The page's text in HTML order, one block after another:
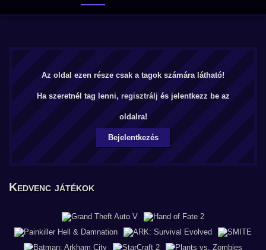
Az oldal ezen része csak a tagok számára látható!
Ha szeretnél tag lenni, regisztrálj és jelentkezz be az
oldalra!
Bejelentkezés
Kedvenc játékok